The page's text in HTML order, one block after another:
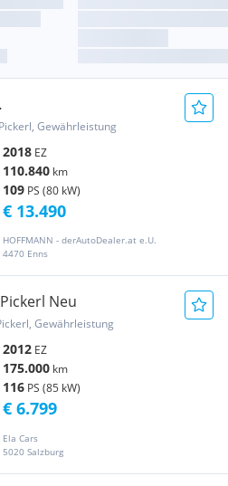
Alpine Soundsystem
Gewährleistung
2018 EZ
110.840 km
109 PS (80 kW)
HOFFMANN - derAutoDealer.at e.U.
4470 Enns
€ 13.490
Neu
Gewährleistung
2012 EZ
175.000 km
116 PS (85 kW)
Ela Cars
5020 Salzburg
€ 6.799